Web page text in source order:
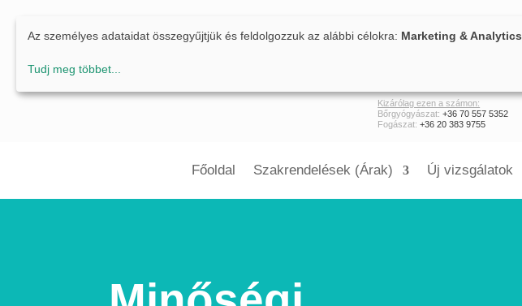
Kizárólag ezen a számon:
Bőrgyógyászat:+36 70 557 5352
Fogászat:+36 20 383 9755
Főoldal Szakrendelések (Árak) Új vizsgálatok
Az személyes adataidat összegyűjtjük és feldolgozzuk az alábbi célokra: Marketing & Analytics
Tudj meg többet...